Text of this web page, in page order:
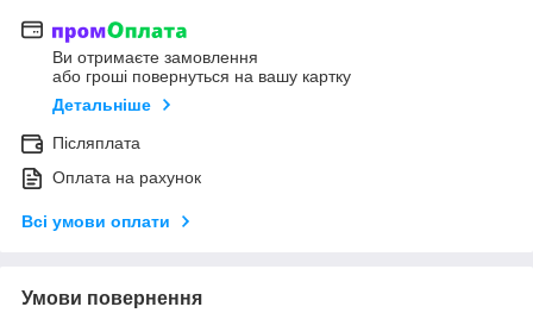
Ви отримаєте замовлення
або гроші повернуться на вашу картку
Детальніше
Післяплата
Оплата на рахунок
Всі умови оплати
Умови повернення